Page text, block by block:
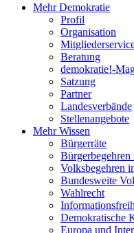
Mehr Demokratie
Profil
Organisation
Beratung
demokratie!-
Satzung
Partner
Landesverbände
Stellenangebote
Mehr Wissen
Bürgerräte
Volksbegehren
Bundesweite
Wahlrecht
Demokratische
Europa und